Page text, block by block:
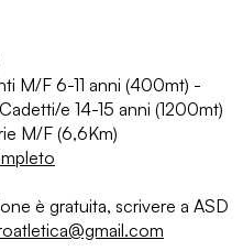
M/F 6-11 anni (400mt) -
e 14-15 anni (1200mt)
M/F (6,6Km)
è gratuita, scrivere a ASD